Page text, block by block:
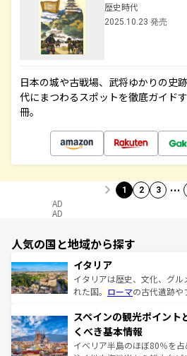
歴史時代
2025.10.23 発売
日本の城や古戦場、武将ゆかりの史
代にまつわるスポットを徹底ガイド
冊。
1 2 3 …
AD
AD
人気の国と地域から探す
イタリア
イタリアは歴史、文化、グ
れた国。 ローマの古代遺跡や
ろん、トスカーナの美しい
景など、自然景観も見逃せな
ピザやパスタなど、絶品の
スペインの観光ポイント
くべき基本情報
イベリア半島のほぼ80％を